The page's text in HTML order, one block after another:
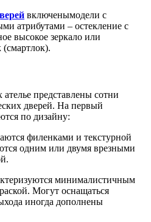
включенымодели с
атрибутами – остекление с
высокое зеркало или
(смартлок).
представлены сотни
дверей. На первый
по дизайну:
филенками и текстурной
одним или двумя врезными
минималистичным
Могут оснащаться
иногда дополнены